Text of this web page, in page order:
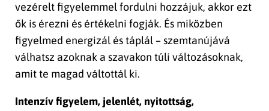
vezérelt figyelemmel fordulni hozzájuk, akkor ezt
ők is érezni és értékelni fogják. És miközben
figyelmed energizál és táplál – szemtanújává
válhatsz azoknak a szavakon túli változásoknak,
amit te magad váltottál ki.
Intenzív figyelem, jelenlét, nyitottság,